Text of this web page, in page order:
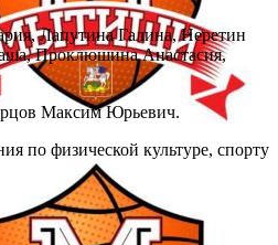
Лапутина Галина, Неретин
Проклюшина Анастасия,
Максим Юрьевич.
по физической культуре, спорту